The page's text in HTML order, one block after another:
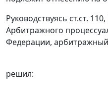
Руководствуясь ст.ст. 110,
Арбитражного
Федерации,
решил: